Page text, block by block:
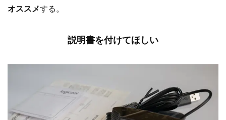
オススメする。
説明書を付けてほしい